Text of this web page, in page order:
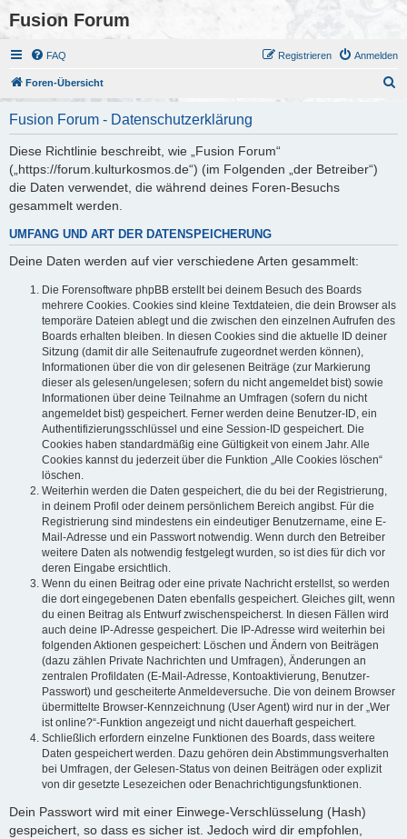
Fusion Forum
FAQ Anmelden
Registrieren
Foren-Übersicht
Fusion Forum - Datenschutzerklärung
Diese Richtlinie beschreibt, wie „Fusion Forum“
(„https://forum.kulturkosmos.de“) (im Folgenden „der Betreiber“)
die Daten verwendet, die während deines Foren-Besuchs
gesammelt werden.
UMFANG UND ART DER DATENSPEICHERUNG
Deine Daten werden auf vier verschiedene Arten gesammelt:
Die Forensoftware phpBB erstellt bei deinem Besuch des Boards
mehrere Cookies. Cookies sind kleine Textdateien, die dein Browser als
temporäre Dateien ablegt und die zwischen den einzelnen Aufrufen des
Boards erhalten bleiben. In diesen Cookies sind die aktuelle ID deiner
Sitzung (damit dir alle Seitenaufrufe zugeordnet werden können),
Informationen über die von dir gelesenen Beiträge (zur Markierung
dieser als gelesen/ungelesen; sofern du nicht angemeldet bist) sowie
Informationen über deine Teilnahme an Umfragen (sofern du nicht
angemeldet bist) gespeichert. Ferner werden deine Benutzer-ID, ein
Authentifizierungsschlüssel und eine Session-ID gespeichert. Die
Cookies haben standardmäßig eine Gültigkeit von einem Jahr. Alle
Cookies kannst du jederzeit über die Funktion „Alle Cookies löschen“
löschen.
Weiterhin werden die Daten gespeichert, die du bei der Registrierung,
in deinem Profil oder deinem persönlichem Bereich angibst. Für die
Registrierung sind mindestens ein eindeutiger Benutzername, eine E-
Mail-Adresse und ein Passwort notwendig. Wenn durch den Betreiber
weitere Daten als notwendig festgelegt wurden, so ist dies für dich vor
deren Eingabe ersichtlich.
Wenn du einen Beitrag oder eine private Nachricht erstellst, so werden
die dort eingegebenen Daten ebenfalls gespeichert. Gleiches gilt, wenn
du einen Beitrag als Entwurf zwischenspeicherst. In diesen Fällen wird
auch deine IP-Adresse gespeichert. Die IP-Adresse wird weiterhin bei
folgenden Aktionen gespeichert: Löschen und Ändern von Beiträgen
(dazu zählen Private Nachrichten und Umfragen), Änderungen an
zentralen Profildaten (E-Mail-Adresse, Kontoaktivierung, Benutzer-
Passwort) und gescheiterte Anmeldeversuche. Die von deinem Browser
übermittelte Browser-Kennzeichnung (User Agent) wird nur in der „Wer
ist online?“-Funktion angezeigt und nicht dauerhaft gespeichert.
Schließlich erfordern einzelne Funktionen des Boards, dass weitere
Daten gespeichert werden. Dazu gehören dein Abstimmungsverhalten
bei Umfragen, der Gelesen-Status von deinen Beiträgen oder explizit
von dir gesetzte Lesezeichen oder Benachrichtigungsfunktionen.
Dein Passwort wird mit einer Einwege-Verschlüsselung (Hash)
gespeichert, so dass es sicher ist. Jedoch wird dir empfohlen,